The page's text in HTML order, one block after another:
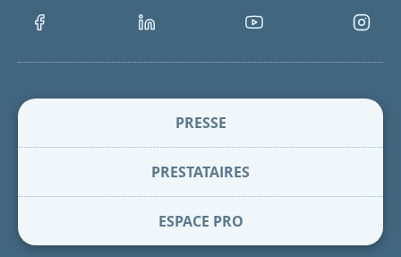
Facebook LinkedIn Youtube
PRESSE
PRESTATAIRES
ESPACE PRO